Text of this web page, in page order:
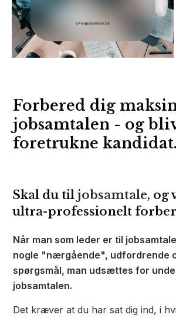
Forbered dig
jobsamtalen - og
foretrukne kandidat.
Skal du til jobsamtale, og
ultra-professionelt
Når man som leder er til
nogle "nærgående", udfordrende
spørgsmål, man udsættes for
jobsamtalen.
Det kræver at du har sat dig ind, i